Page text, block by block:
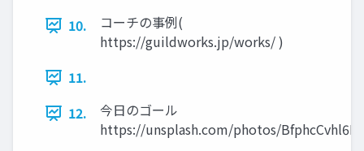
10.
コーチの事例(
https://guildworks.jp/works/ )
11.
12.
今日のゴール
https://unsplash.com/photos/BfphcCvhl6E